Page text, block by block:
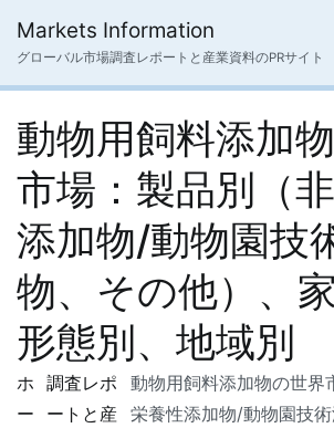
ス
Markets Information
グローバル市場調査レポートと産業資料のPRサイト
動物用飼料添加
市場：製品別（
添加物/動物園技
物、その他）、家
形態別、地域別
ホ
ー
調査レポ
ートと産
動物用飼料添加物の世界
栄養性添加物/動物園技